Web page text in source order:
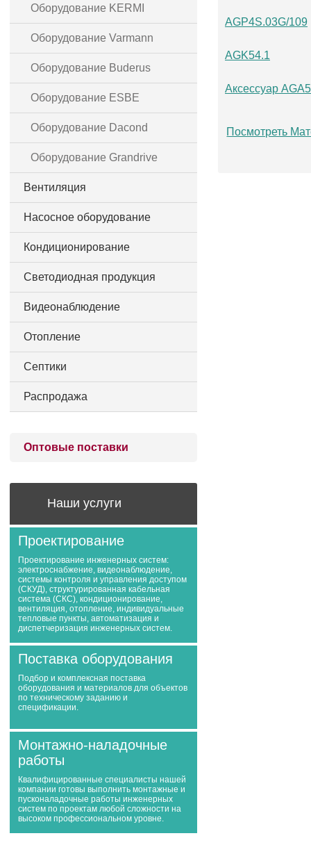
Оборудование KERMI
Оборудование Varmann
Оборудование Buderus
Оборудование ESBE
Оборудование Dacond
Оборудование Grandrive
Вентиляция
Насосное оборудование
Кондиционирование
Светодиодная продукция
Видеонаблюдение
Отопление
Септики
Распродажа
Оптовые поставки
Наши услуги
Проектирование
Проектирование инженерных систем:
электроснабжение, видеонаблюдение,
системы контроля и управления доступом
(СКУД), структурированная кабельная
система (СКС), кондиционирование,
вентиляция, отопление, индивидуальные
тепловые пункты, автоматизация и
диспетчеризация инженерных систем.
Поставка оборудования
Подбор и комплексная поставка
оборудования и материалов для объектов
по техническому заданию и
спецификации.
Монтажно-наладочные
работы
Квалифицированные специалисты нашей
компании готовы выполнить монтажные и
пусконаладочные работы инженерных
систем по проектам любой сложности на
высоком профессиональном уровне.
AGP4S.03G/109
AGK54.1
Аксессуар
Посмотреть